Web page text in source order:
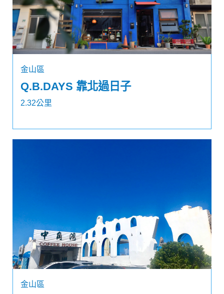
金山區
Q.B.DAYS 靠北過日子
2.32公里
金山區